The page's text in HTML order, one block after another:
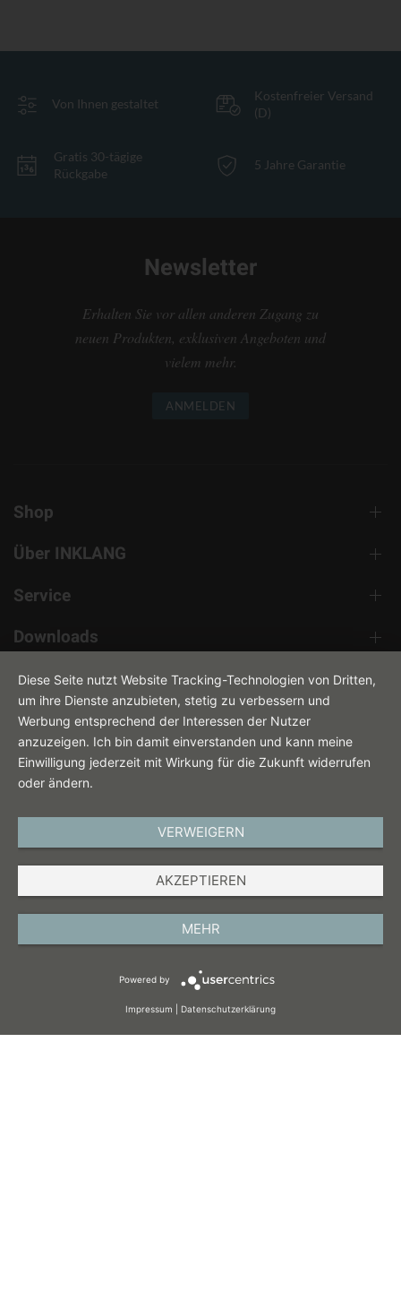
Von Ihnen gestaltet
Kostenfreier Versand
(D)
Gratis 30-tägige
Rückgabe
5 Jahre Garantie
Newsletter
Erhalten Sie vor allen anderen Zugang zu
neuen Produkten, exklusiven Angeboten und
vielem mehr.
ANMELDEN
Shop
Über INKLANG
Service
Downloads
Kontakt
Diese Seite nutzt Website Tracking-Technologien von Dritten,
um ihre Dienste anzubieten, stetig zu verbessern und
Werbung entsprechend der Interessen der Nutzer
anzuzeigen. Ich bin damit einverstanden und kann meine
Einwilligung jederzeit mit Wirkung für die Zukunft widerrufen
oder ändern.
VERWEIGERN
AKZEPTIEREN
MEHR
Powered by
Impressum Datenschutzerklärung